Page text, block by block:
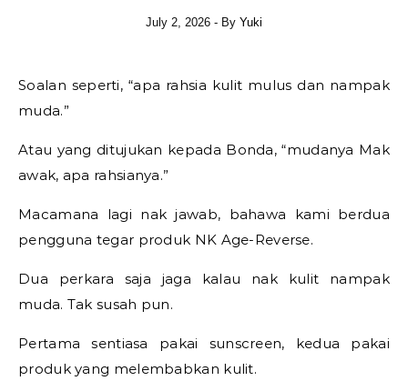
July 2, 2026 - By Yuki
Soalan seperti, “apa rahsia kulit mulus dan nampak
muda.”
Atau yang ditujukan kepada Bonda, “mudanya Mak
awak, apa rahsianya.”
Macamana lagi nak jawab, bahawa kami berdua
pengguna tegar produk NK Age-Reverse.
Dua perkara saja jaga kalau nak kulit nampak
muda. Tak susah pun.
Pertama sentiasa pakai sunscreen, kedua pakai
produk yang melembabkan kulit.